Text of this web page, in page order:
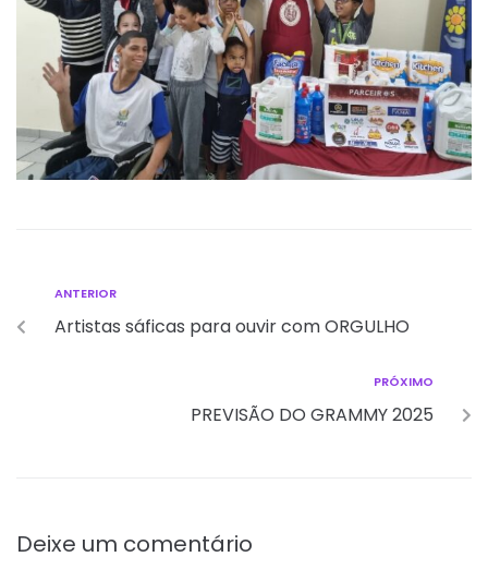
ANTERIOR
Artistas sáficas para ouvir com ORGULHO
PRÓXIMO
PREVISÃO DO GRAMMY 2025
Deixe um comentário